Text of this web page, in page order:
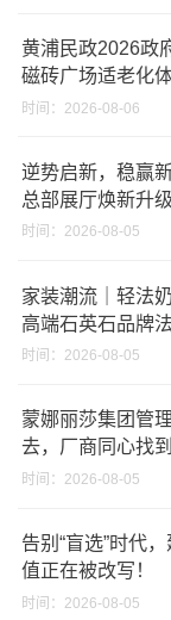
黄浦民政2026政
磁砖广场适老化
相
时间：2026-08-06
逆势启新，稳赢
总部展厅焕新升
时间：2026-08-05
家装潮流｜轻法
高端石英石品牌
感橱柜台面
时间：2026-08-05
蒙娜丽莎集团管
去，厂商同心找
时间：2026-08-05
告别“盲选”时代
值正在被改写！
时间：2026-08-05